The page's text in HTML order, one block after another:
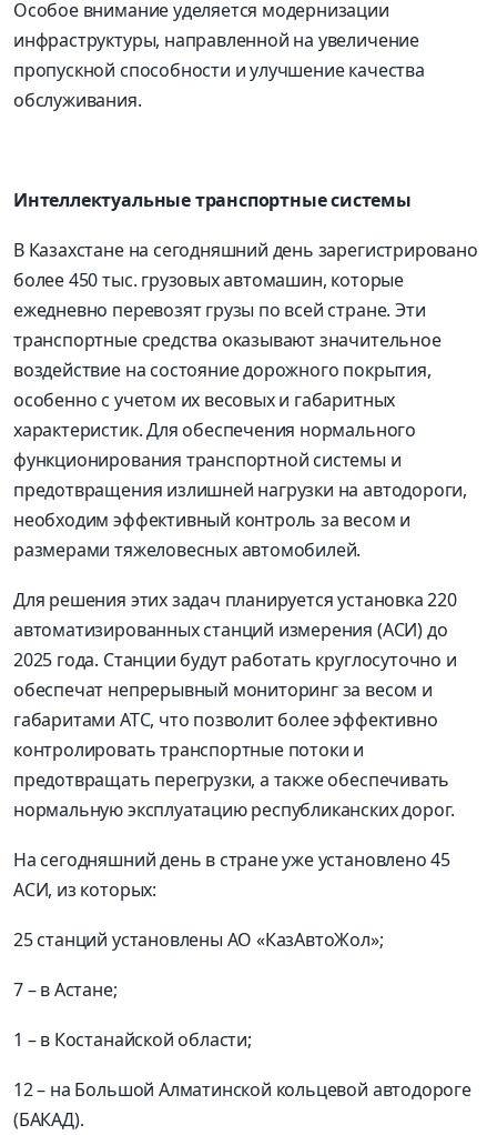
Особое внимание уделяется модернизации
инфраструктуры, направленной на увеличение
пропускной способности и улучшение качества
обслуживания.
Интеллектуальные транспортные системы
В Казахстане на сегодняшний день зарегистрировано
более 450 тыс. грузовых автомашин, которые
ежедневно перевозят грузы по всей стране. Эти
транспортные средства оказывают значительное
воздействие на состояние дорожного покрытия,
особенно с учетом их весовых и габаритных
характеристик. Для обеспечения нормального
функционирования транспортной системы и
предотвращения излишней нагрузки на автодороги,
необходим эффективный контроль за весом и
размерами тяжеловесных автомобилей.
Для решения этих задач планируется установка 220
автоматизированных станций измерения (АСИ) до
2025 года. Станции будут работать круглосуточно и
обеспечат непрерывный мониторинг за весом и
габаритами АТС, что позволит более эффективно
контролировать транспортные потоки и
предотвращать перегрузки, а также обеспечивать
нормальную эксплуатацию республиканских дорог.
На сегодняшний день в стране уже установлено 45
АСИ, из которых:
25 станций установлены АО «КазАвтоЖол»;
7 – в Астане;
1 – в Костанайской области;
12 – на Большой Алматинской кольцевой автодороге
(БАКАД).